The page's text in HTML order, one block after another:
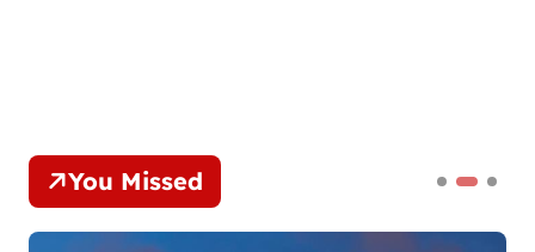
You Missed